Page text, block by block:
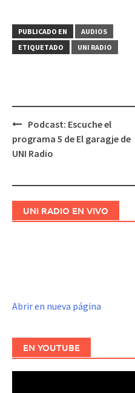
PUBLICADO EN
AUDIOS
ETIQUETADO
UNI RADIO
Navegación
de
Podcast: Escuche el
programa 5 de El garagje de
UNI Radio
UNI RADIO EN VIVO
Abrir en nueva página
EN YOUTUBE